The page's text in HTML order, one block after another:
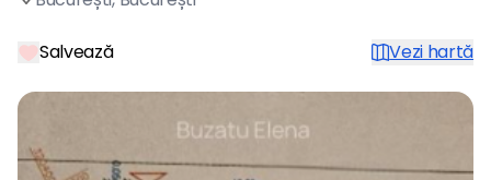
Salvează Vezi hartă